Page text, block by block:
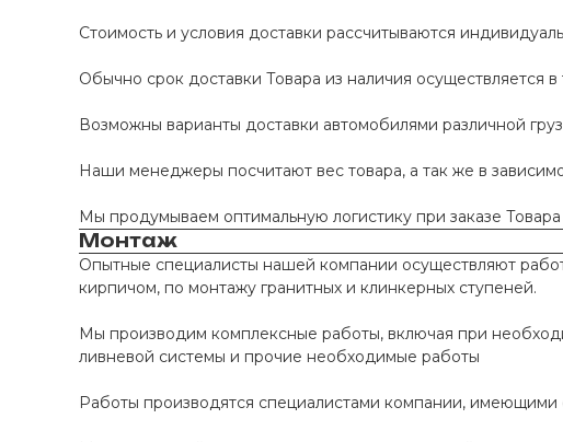
Стоимость и условия доставки рассчитываются
Обычно срок доставки Товара из наличия осуществляется
Возможны варианты доставки автомобилями различной
Наши менеджеры посчитают вес товара, а так же в
Мы продумываем оптимальную логистику при заказе Товара
Монтаж
Опытные специалисты нашей компании осуществляют
кирпичом, по монтажу гранитных и клинкерных ступеней.
Мы производим комплексные работы, включая при
ливневой системы и прочие необходимые работы
Работы производятся специалистами компании,